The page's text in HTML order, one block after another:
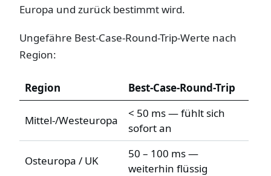
Europa und zurück bestimmt wird.
Ungefähre Best-Case-Round-Trip-Werte nach
Region:
Region Best-Case-Round-Trip
Mittel-/Westeuropa
< 50 ms — fühlt sich
sofort an
Osteuropa / UK
50 – 100 ms —
weiterhin flüssig